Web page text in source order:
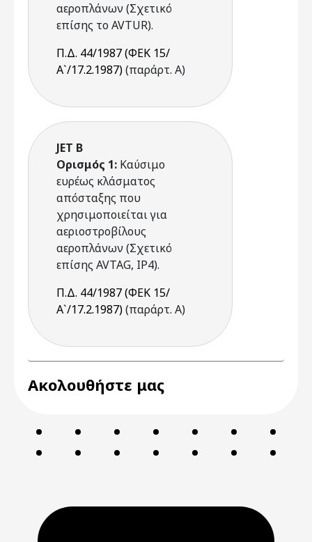
αεροπλάνων (Σχετικό
επίσης το AVTUR).
Π.Δ. 44/1987 (ΦΕΚ 15/
Α`/17.2.1987)(παράρτ. Α)
JET Β
Ορισμός 1: Kαύσιμο
ευρέως κλάσματος
απόσταξης που
χρησιμοποιείται για
αεριοστροβίλους
αεροπλάνων (Σχετικό
επίσης AVTAG, ΙΡ4).
Π.Δ. 44/1987 (ΦΕΚ 15/
Α`/17.2.1987)(παράρτ. Α)
Ακολουθήστε μας